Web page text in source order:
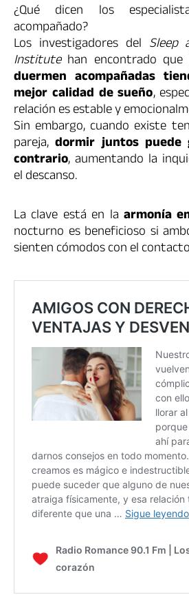
¿Qué dicen los
acompañado?
Los investigadores del Sleep
Institutehan encontrado que
duermen acompañadas
mejor calidad de sueño,
relación es estable y
Sin embargo, cuando existe
pareja,dormir juntos puede
contrario, aumentando la
el descanso.
La clave está en la armonía
nocturno es beneficioso si
sienten cómodos con el